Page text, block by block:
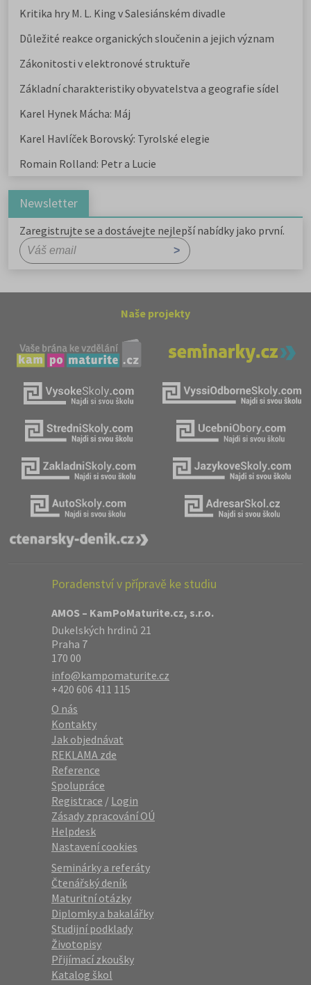
Kritika hry M. L. King v Salesiánském divadle
Důležité reakce organických sloučenin a jejich význam
Zákonitosti v elektronové struktuře
Základní charakteristiky obyvatelstva a geografie sídel
Karel Hynek Mácha: Máj
Karel Havlíček Borovský: Tyrolské elegie
Romain Rolland: Petr a Lucie
Newsletter
Zaregistrujte se a dostávejte nejlepší nabídky jako první.
Naše projekty
Poradenství v přípravě ke studiu
AMOS – KamPoMaturite.cz, s.r.o.
Dukelských hrdinů 21
Praha 7
170 00
info@kampomaturite.cz
+420 606 411 115
O nás
Kontakty
Jak objednávat
REKLAMA zde
Reference
Spolupráce
Registrace / Login
Zásady zpracování OÚ
Helpdesk
Nastavení cookies
Seminárky a referáty
Čtenářský deník
Maturitní otázky
Diplomky a bakalářky
Studijní podklady
Životopisy
Přijímací zkoušky
Katalog škol